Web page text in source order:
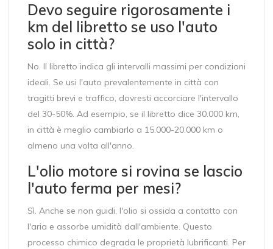
Devo seguire rigorosamente i
km del libretto se uso l'auto
solo in città?
No. Il libretto indica gli intervalli massimi per condizioni
ideali. Se usi l'auto prevalentemente in città con
tragitti brevi e traffico, dovresti accorciare l'intervallo
del 30-50%. Ad esempio, se il libretto dice 30.000 km,
in città è meglio cambiarlo a 15.000-20.000 km o
almeno una volta all'anno.
L'olio motore si rovina se lascio
l'auto ferma per mesi?
Sì. Anche se non guidi, l'olio si ossida a contatto con
l'aria e assorbe umidità dall'ambiente. Questo
processo chimico degrada le proprietà lubrificanti. Per